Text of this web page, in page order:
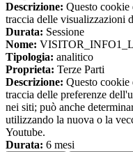
Descrizione: Questo cookie
traccia delle visualizzazioni
Durata: Sessione
Nome:
Tipologia: analitico
Proprieta: Terze Parti
Descrizione: Questo cookie
traccia delle preferenze
nei siti; può anche
utilizzando la nuova o la
Youtube.
Durata: 6 mesi